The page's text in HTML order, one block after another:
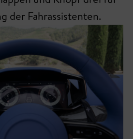
der Fahrassistenten.